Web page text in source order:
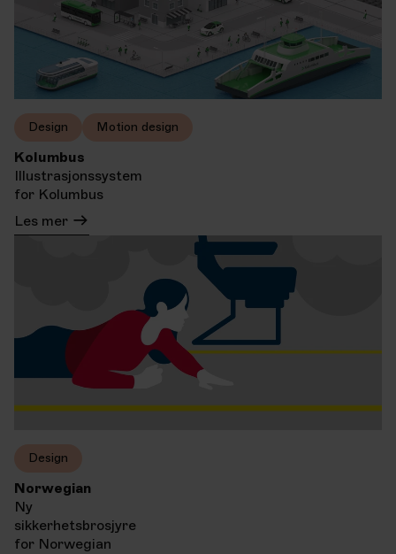
Kolumbus
Illustrasjonssystem
for Kolumbus
Design Motion design
Les mer
Norwegian
Ny
sikkerhetsbrosjyre
for Norwegian
Design